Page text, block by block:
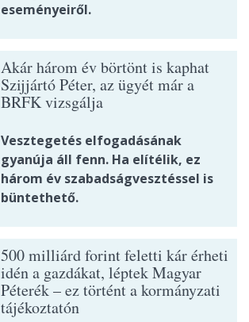
eseményeiről.
Akár három év börtönt is kaphat
Szijjártó Péter, az ügyét már a
BRFK vizsgálja
Vesztegetés elfogadásának
gyanúja áll fenn. Ha elítélik, ez
három év szabadságvesztéssel is
büntethető.
500 milliárd forint feletti kár érheti
idén a gazdákat, léptek Magyar
Péterék – ez történt a kormányzati
tájékoztatón